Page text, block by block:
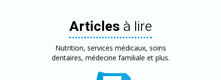
Articles à lire
Nutrition, services médicaux, soins
dentaires, médecine familiale et plus.